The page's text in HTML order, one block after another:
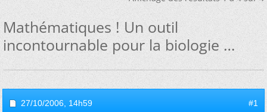
Mathématiques ! Un outil
incontournable pour la biologie
27/10/2006, 14h59 #1